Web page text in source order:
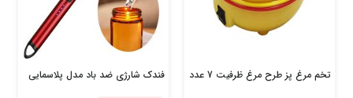
تخم مرغ پز طرح مرغ ظرفیت 7 عدد فندک شارژی ضد باد مدل پلاسمایی